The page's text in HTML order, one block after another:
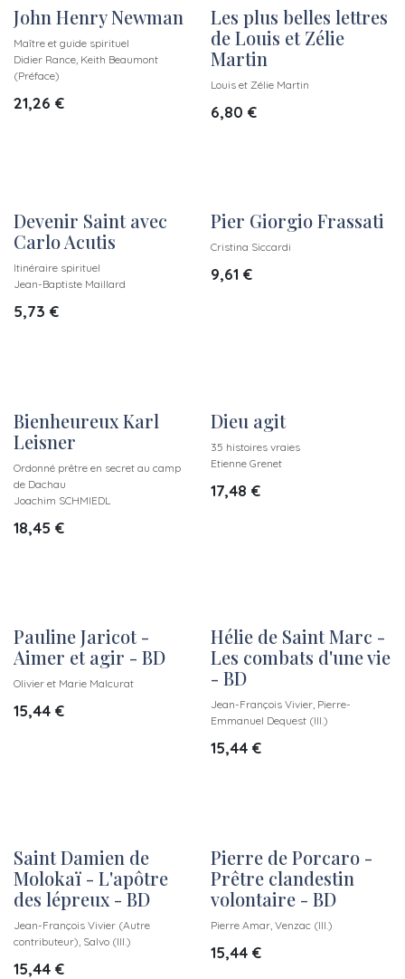
John Henry Newman
Maître et guide spirituel
Didier Rance, Keith Beaumont
(Préface)
21,26 €
Les plus belles lettres
de Louis et Zélie
Martin
Louis et Zélie Martin
6,80 €
Devenir Saint avec
Carlo Acutis
Itinéraire spirituel
Jean-Baptiste Maillard
5,73 €
Pier Giorgio Frassati
Cristina Siccardi
9,61 €
Bienheureux Karl
Leisner
Ordonné prêtre en secret au camp
de Dachau
Joachim SCHMIEDL
18,45 €
Dieu agit
35 histoires vraies
Etienne Grenet
17,48 €
Pauline Jaricot -
Aimer et agir - BD
Olivier et Marie Malcurat
15,44 €
Hélie de Saint Marc -
Les combats d'une vie
- BD
Jean-François Vivier, Pierre-
Emmanuel Dequest (Ill.)
15,44€
Saint Damien de
Molokaï - L'apôtre
des lépreux - BD
Jean-François Vivier (Autre
contributeur), Salvo (Ill.)
15,44 €
Pierre de Porcaro -
Prêtre clandestin
volontaire - BD
Pierre Amar, Venzac (Ill.)
15,44€